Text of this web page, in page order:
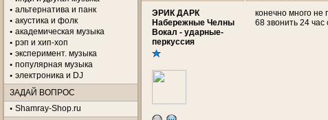
альтернатива и панк
акустика и фолк
академическая музыка
рэп и хип-хоп
эксперимент. музыка
популярная музыка
электроника и DJ
ЗАДАЙ ВОПРОС
Shamray-Shop.ru
ЭРИК ДАРК
Набережные Челны
Вокал - ударные-
перкуссия
конечно много не
68 звонить 24